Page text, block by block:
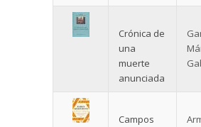
Crónica de
una
muerte
anunciada
Campos